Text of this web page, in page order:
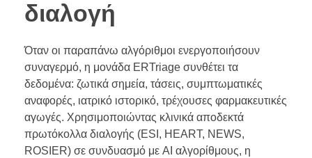
διαλογή
Όταν οι παραπάνω αλγόριθμοι ενεργοποιήσουν
συναγερμό, η μονάδα ERTriage συνθέτει τα
δεδομένα: ζωτικά σημεία, τάσεις, συμπτωματικές
αναφορές, ιατρικό ιστορικό, τρέχουσες φαρμακευτικές
αγωγές. Χρησιμοποιώντας κλινικά αποδεκτά
πρωτόκολλα διαλογής (ESI, HEART, NEWS,
ROSIER) σε συνδυασμό με AI αλγορίθμους, η